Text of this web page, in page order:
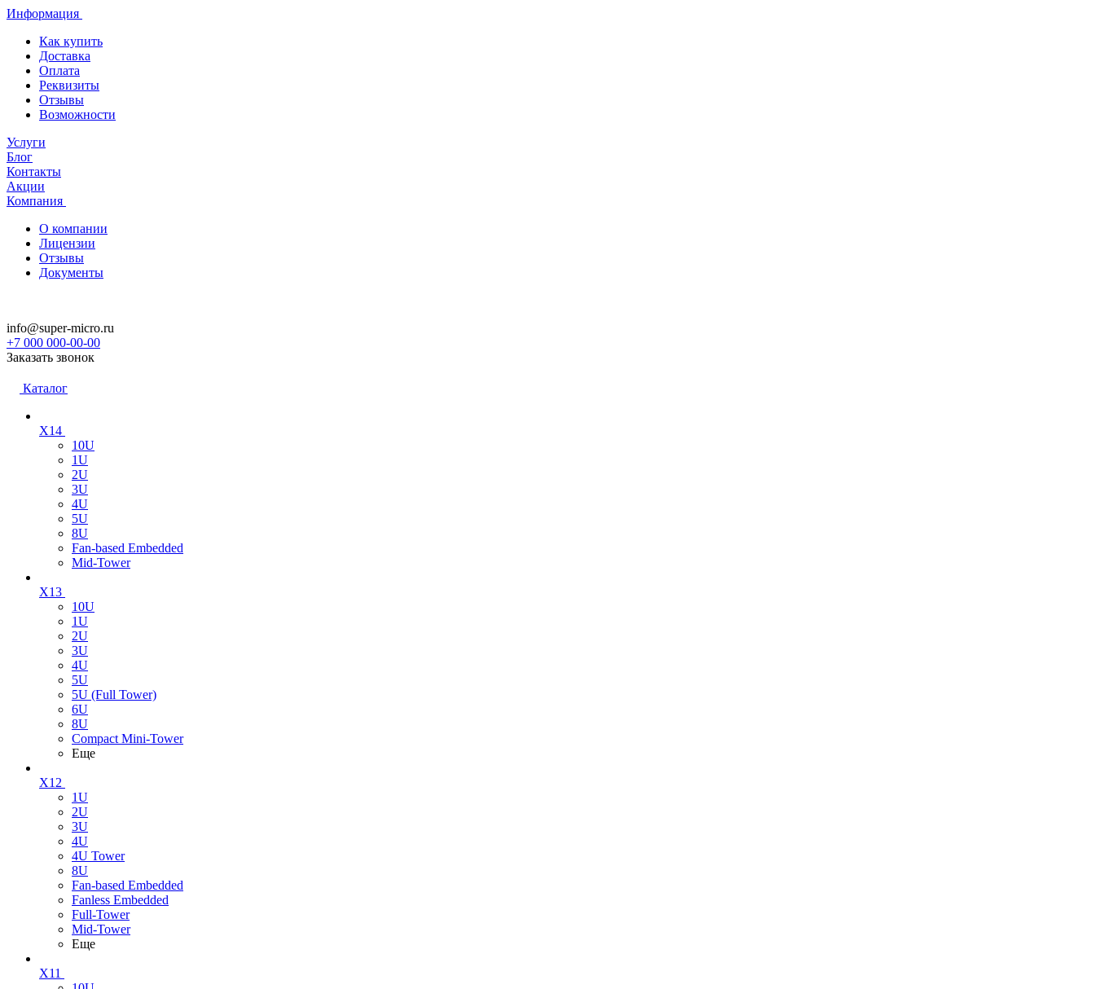
Информация
Как купить
Доставка
Оплата
Реквизиты
Отзывы
Возможности
Услуги
Блог
Контакты
Акции
Компания
О компании
Лицензии
Отзывы
Документы
info@super-micro.ru
+7 000 000-00-00
Заказать звонок
Каталог
X14
10U
1U
2U
3U
4U
5U
8U
Fan-based Embedded
Mid-Tower
X13
10U
1U
2U
3U
4U
5U
5U (Full Tower)
6U
8U
Compact Mini-Tower
Еще
X12
1U
2U
3U
4U
4U Tower
8U
Fan-based Embedded
Fanless Embedded
Full-Tower
Mid-Tower
Еще
X11